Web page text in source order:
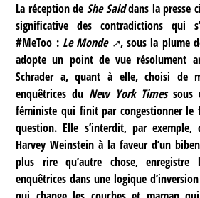
La réception deShe Saiddans la presse
significative des contradictions qui
#MeToo : Le Monde
, sous la plume
adopte un point de vue résolument
Schrader a, quant à elle, choisi de
enquêtrices du New York Timessous
féministe qui finit par congestionner le
question. Elle s’interdit, par
Harvey Weinstein à la faveur d’un
plus rire qu’autre chose,
enquêtrices dans une logique